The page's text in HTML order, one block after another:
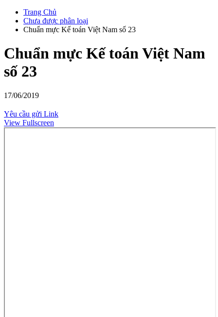
Trang Chủ
Chưa được phân loại
Chuẩn mực Kế toán Việt Nam số 23
Chuẩn mực Kế toán Việt Nam
số 23
17/06/2019
Yêu cầu gửi Link
View Fullscreen